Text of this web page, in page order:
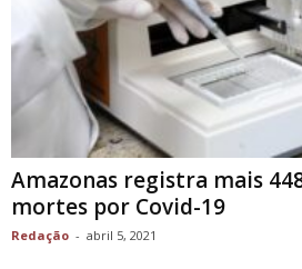
Amazonas registra mais
mortes por Covid-19
Redação - abril 5, 2021